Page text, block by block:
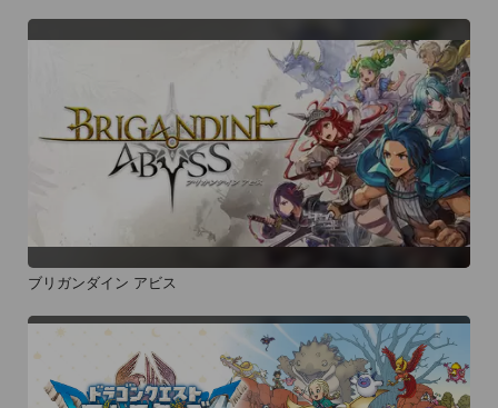
ブリガンダイン アビス